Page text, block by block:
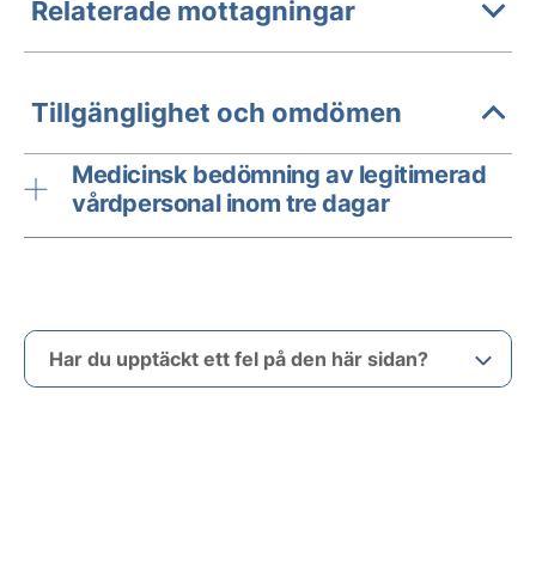
Relaterade mottagningar
Tillgänglighet och omdömen
Medicinsk bedömning av legitimerad
vårdpersonal inom tre dagar
Har du upptäckt ett fel på den här sidan?